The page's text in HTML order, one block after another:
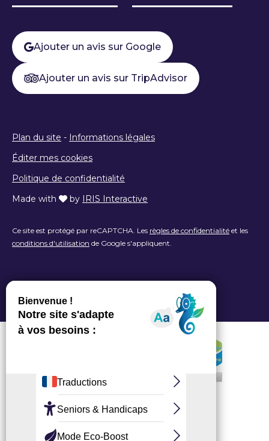
Ajouter un avis sur Google
Ajouter un avis sur TripAdvisor
Plan du site - Informations légales
Éditer mes cookies
Politique de confidentialité
Made with
by IRIS Interactive
Ce site est protégé par reCAPTCHA. Les règles de confidentialité et les
conditions d'utilisation de Google s'appliquent.